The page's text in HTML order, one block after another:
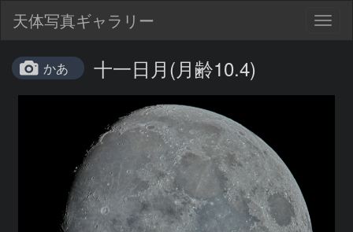
天体写真ギャラリー
かあ 十一日月(月齢10.4)